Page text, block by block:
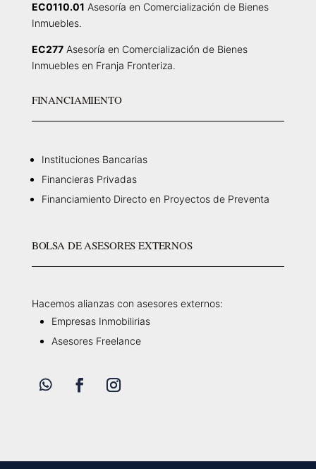
EC0110.01 Asesoría en Comercialización de Bienes
Inmuebles.
EC277Asesoría en Comercialización de Bienes
Inmuebles en Franja Fronteriza.
FINANCIAMIENTO
Instituciones Bancarias
Financieras Privadas
Financiamiento Directo en Proyectos de Preventa
BOLSA DE ASESORES EXTERNOS
Hacemos alianzas con asesores externos:
Empresas Inmobilirias
Asesores Freelance